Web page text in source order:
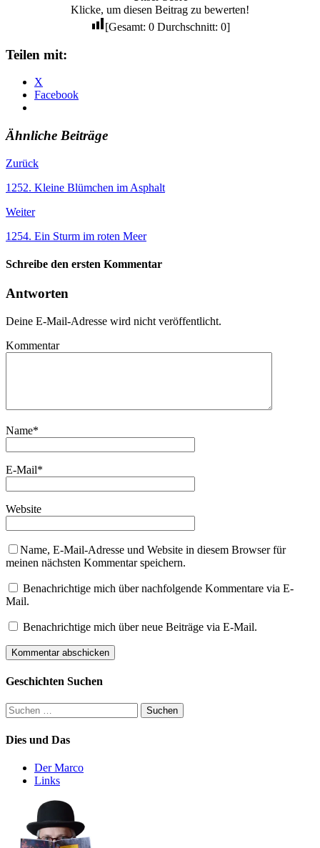
Klicke, um diesen Beitrag zu bewerten!
[Gesamt: 0Durchschnitt: 0]
Teilen mit:
X
Facebook
Ähnliche Beiträge
Zurück
1252. Kleine Blümchen im Asphalt
Weiter
1254. Ein Sturm im roten Meer
Schreibe den ersten Kommentar
Antworten
Deine E-Mail-Adresse wird nicht veröffentlicht.
Kommentar
Name*
E-Mail*
Website
Name, E-Mail-Adresse und Website in diesem Browser für
meinen nächsten Kommentar speichern.
Benachrichtige mich über nachfolgende Kommentare via E-
Mail.
Benachrichtige mich über neue Beiträge via E-Mail.
Geschichten Suchen
Suchen
nach:
Dies und Das
Der Marco
Links